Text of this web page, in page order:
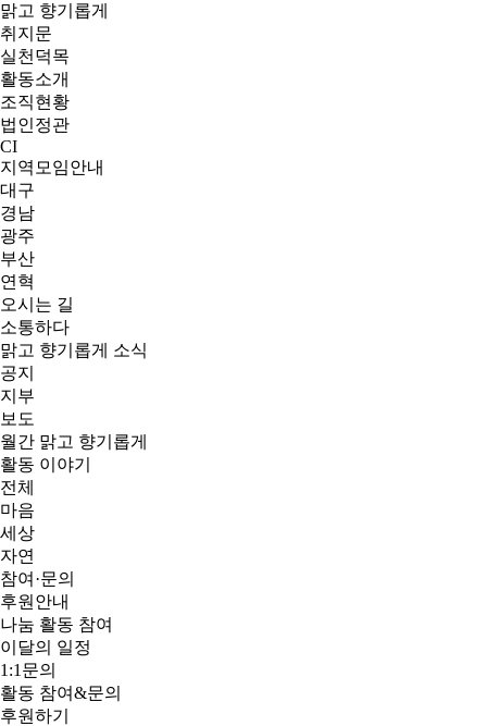
맑고 향기롭게
취지문
실천덕목
활동소개
조직현황
법인정관
CI
지역모임안내
대구
경남
광주
부산
연혁
오시는 길
소통하다
맑고 향기롭게 소식
공지
지부
보도
월간 맑고 향기롭게
활동 이야기
전체
마음
세상
자연
참여·문의
후원안내
나눔 활동 참여
이달의 일정
1:1문의
활동 참여&문의
후원하기